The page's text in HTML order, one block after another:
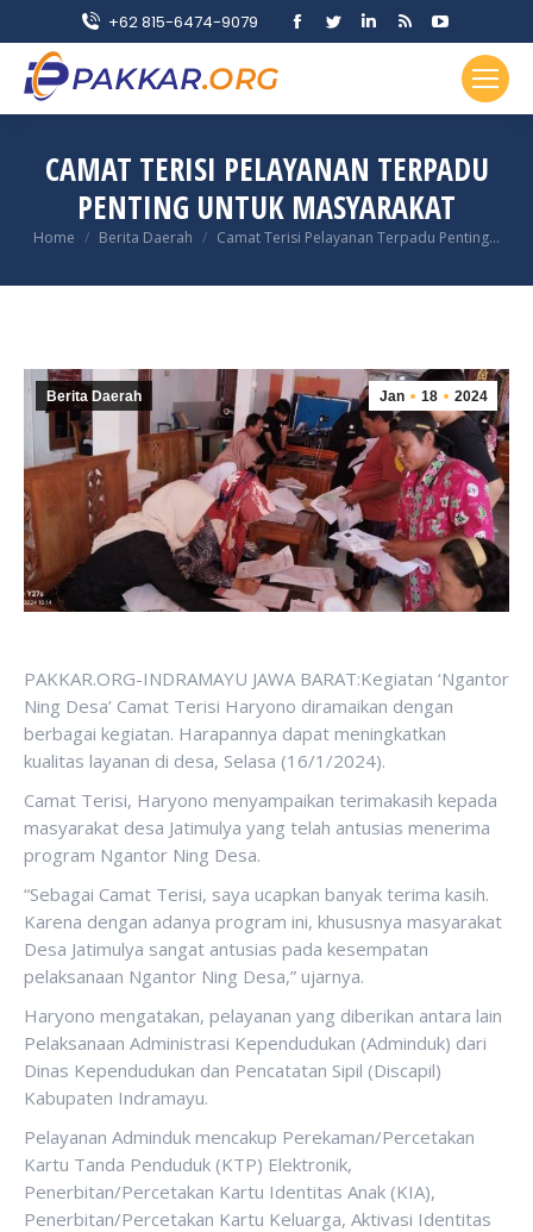
+62 815-6474-9079
Facebook
in
window
Twitter
in
window
Linkedin
in
window
Rss
opens
in
window
YouTube
page
opens
in
window
CAMAT TERISI PELAYANAN TERPADU
PENTING UNTUK MASYARAKAT
You are here:
Home Berita Daerah Camat Terisi Pelayanan Terpadu Penting…
Jan 18 2024
Berita Daerah
PAKKAR.ORG-INDRAMAYU JAWA BARAT:Kegiatan ‘Ngantor
Ning Desa’ Camat Terisi Haryono diramaikan dengan
berbagai kegiatan. Harapannya dapat meningkatkan
kualitas layanan di desa, Selasa (16/1/2024).
Camat Terisi, Haryono menyampaikan terimakasih kepada
masyarakat desa Jatimulya yang telah antusias menerima
program Ngantor Ning Desa.
“Sebagai Camat Terisi, saya ucapkan banyak terima kasih.
Karena dengan adanya program ini, khususnya masyarakat
Desa Jatimulya sangat antusias pada kesempatan
pelaksanaan Ngantor Ning Desa,” ujarnya.
Haryono mengatakan, pelayanan yang diberikan antara lain
Pelaksanaan Administrasi Kependudukan (Adminduk) dari
Dinas Kependudukan dan Pencatatan Sipil (Discapil)
Kabupaten Indramayu.
Pelayanan Adminduk mencakup Perekaman/Percetakan
Kartu Tanda Penduduk (KTP) Elektronik,
Penerbitan/Percetakan Kartu Identitas Anak (KIA),
Penerbitan/Percetakan Kartu Keluarga, Aktivasi Identitas